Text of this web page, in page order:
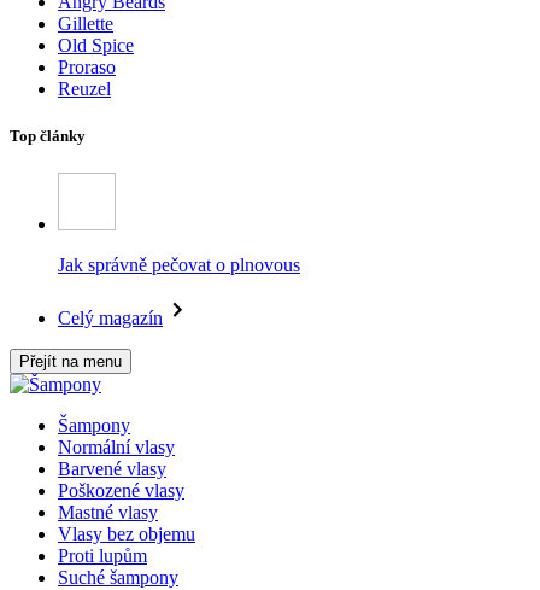
Gillette
Old Spice
Proraso
Reuzel
Top články
Jak správně pečovat o plnovous
Celý magazín
Přejít na menu
Šampony
Normální vlasy
Barvené vlasy
Poškozené vlasy
Mastné vlasy
Vlasy bez objemu
Proti lupům
Suché šampony